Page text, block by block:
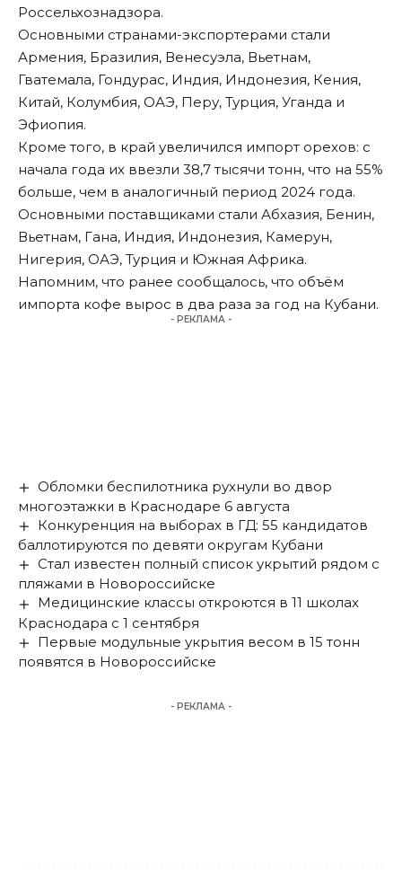
Россельхознадзора.
Основными странами-экспортерами стали
Армения, Бразилия, Венесуэла, Вьетнам,
Гватемала, Гондурас, Индия, Индонезия, Кения,
Китай, Колумбия, ОАЭ, Перу, Турция, Уганда и
Эфиопия.
Кроме того, в край увеличился импорт орехов: с
начала года их ввезли 38,7 тысячи тонн, что на 55%
больше, чем в аналогичный период 2024 года.
Основными поставщиками стали Абхазия, Бенин,
Вьетнам, Гана, Индия, Индонезия, Камерун,
Нигерия, ОАЭ, Турция и Южная Африка.
Напомним, что ранее сообщалось, что объём
импорта кофе вырос в два раза за год на Кубани.
- РЕКЛАМА -
Обломки беспилотника рухнули во двор
многоэтажки в Краснодаре 6 августа
Конкуренция на выборах в ГД: 55 кандидатов
баллотируются по девяти округам Кубани
Стал известен полный список укрытий рядом с
пляжами в Новороссийске
Медицинские классы откроются в 11 школах
Краснодара с 1 сентября
Первые модульные укрытия весом в 15 тонн
появятся в Новороссийске
- РЕКЛАМА -